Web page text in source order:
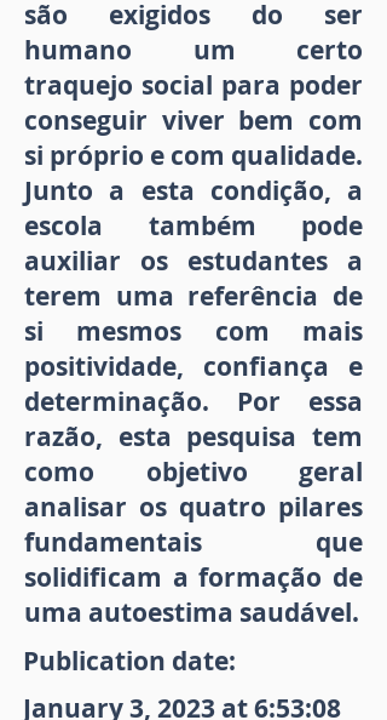
são exigidos do ser
humano um certo
traquejo social para poder
conseguir viver bem com
si próprio e com qualidade.
Junto a esta condição, a
escola também pode
auxiliar os estudantes a
terem uma referência de
si mesmos com mais
positividade, confiança e
determinação. Por essa
razão, esta pesquisa tem
como objetivo geral
analisar os quatro pilares
fundamentais que
solidificam a formação de
uma autoestima saudável.
Publication date:
January 3, 2023 at 6:53:08